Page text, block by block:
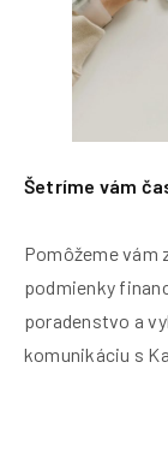
Šetríme vám
Pomôžeme vám
podmienky
poradenstvo a
komunikáciu s